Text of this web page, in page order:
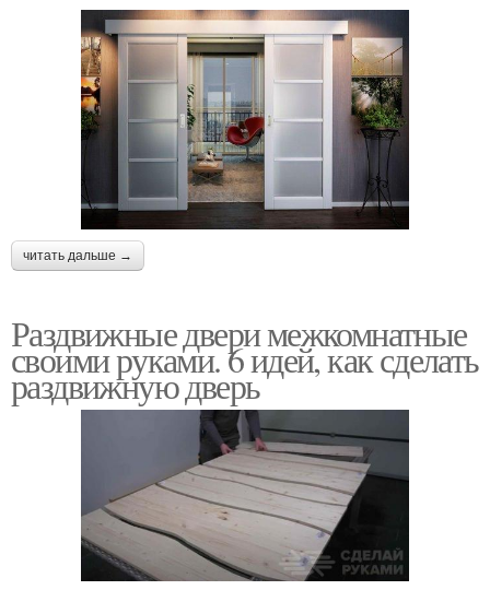
читать дальше →
Раздвижные двери межкомнатные
своими руками. 6 идей, как сделать
раздвижную дверь